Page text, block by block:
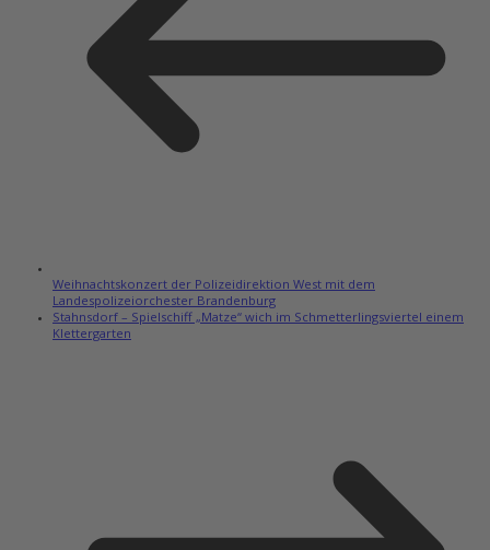
Weihnachtskonzert der Polizeidirektion West mit dem
Landespolizeiorchester Brandenburg
Stahnsdorf – Spielschiff „Matze“ wich im Schmetterlingsviertel einem
Klettergarten